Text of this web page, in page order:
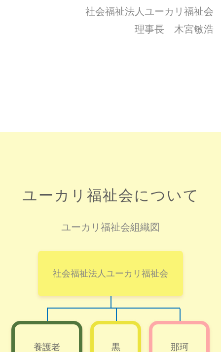
社会福祉法人ユーカリ福祉会
理事長 木宮敏浩
ユーカリ福祉会について
ユーカリ福祉会組織図
社会福祉法人ユーカリ福祉会
養護老 黒 那珂